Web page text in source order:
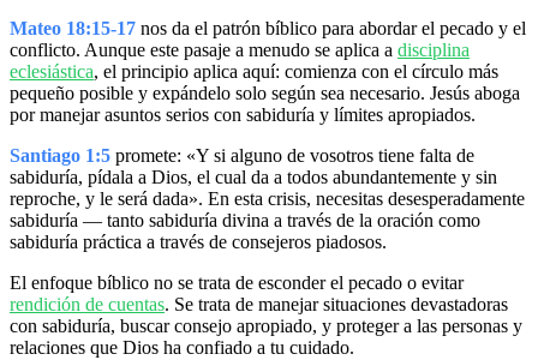
Mateo 18:15-17 nos da el patrón bíblico para abordar el pecado y el
conflicto. Aunque este pasaje a menudo se aplica a disciplina
eclesiástica, el principio aplica aquí: comienza con el círculo más
pequeño posible y expándelo solo según sea necesario. Jesús aboga
por manejar asuntos serios con sabiduría y límites apropiados.
Santiago 1:5 promete: «Y si alguno de vosotros tiene falta de
sabiduría, pídala a Dios, el cual da a todos abundantemente y sin
reproche, y le será dada». En esta crisis, necesitas desesperadamente
sabiduría — tanto sabiduría divina a través de la oración como
sabiduría práctica a través de consejeros piadosos.
El enfoque bíblico no se trata de esconder el pecado o evitar
rendición de cuentas. Se trata de manejar situaciones devastadoras
con sabiduría, buscar consejo apropiado, y proteger a las personas y
relaciones que Dios ha confiado a tu cuidado.